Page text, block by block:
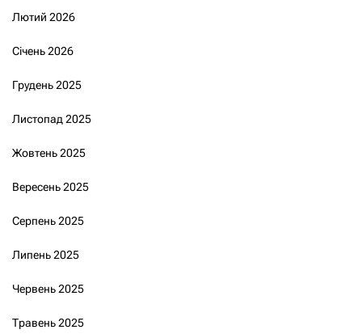
Лютий 2026
Січень 2026
Грудень 2025
Листопад 2025
Жовтень 2025
Вересень 2025
Серпень 2025
Липень 2025
Червень 2025
Травень 2025